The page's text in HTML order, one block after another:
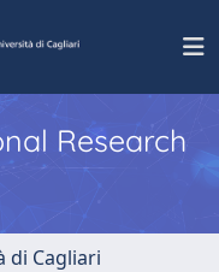
Research
di Cagliari